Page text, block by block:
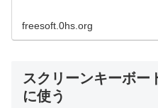
freesoft.0hs.org
スクリーンキーボー
に使う